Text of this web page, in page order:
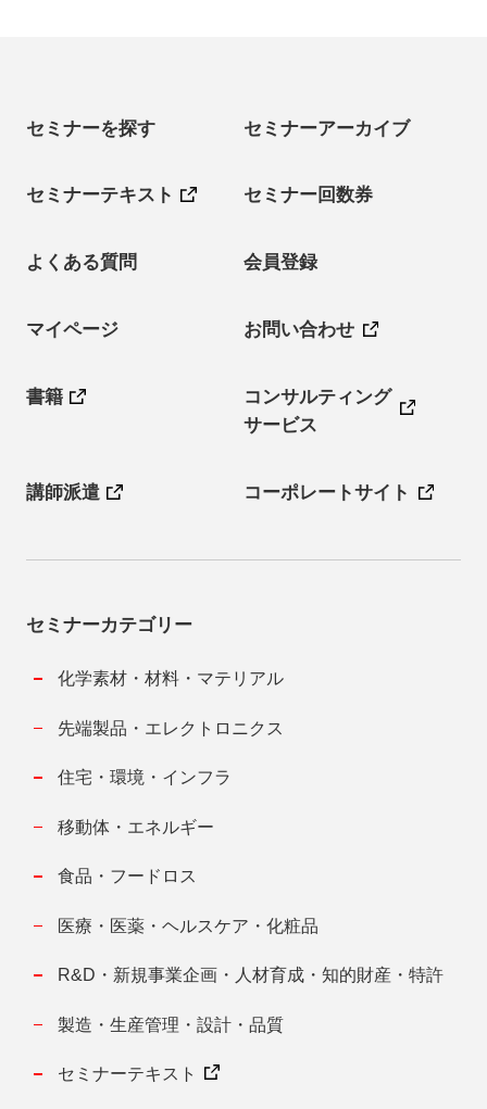
セミナーを探す セミナーアーカイブ
セミナーテキスト セミナー回数券
よくある質問 会員登録
マイページ お問い合わせ
書籍
コンサルティング
サービス
講師派遣 コーポレートサイト
セミナーカテゴリー
化学素材・材料・マテリアル
先端製品・エレクトロニクス
住宅・環境・インフラ
移動体・エネルギー
食品・フードロス
医療・医薬・ヘルスケア・化粧品
R&D・新規事業企画・人材育成・知的財産・特許
製造・生産管理・設計・品質
セミナーテキスト